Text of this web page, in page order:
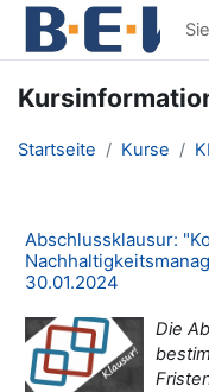
Zum Hauptinhalt
Startseite Kurse
Abschlussklausur:
30.01.2024
Die